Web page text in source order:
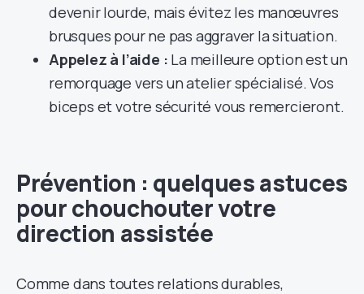
devenir lourde, mais évitez les manœuvres
brusques pour ne pas aggraver la situation.
Appelez à l’aide : La meilleure option est un
remorquage vers un atelier spécialisé. Vos
biceps et votre sécurité vous remercieront.
Prévention : quelques astuces
pour chouchouter votre
direction assistée
Comme dans toutes relations durables,